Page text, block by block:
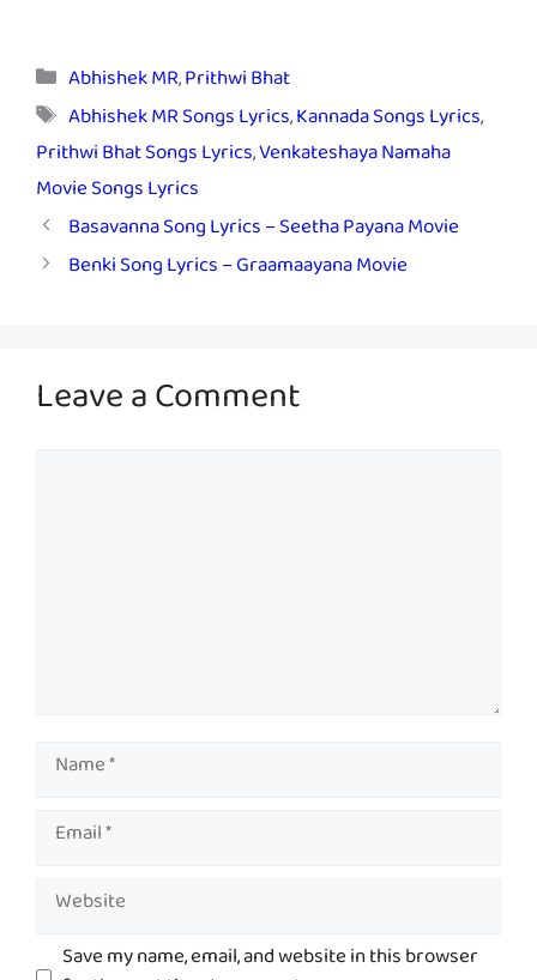
Categories
Abhishek MR,Prithwi Bhat
Tags
Abhishek MR Songs Lyrics,Kannada Songs Lyrics,
Prithwi Bhat Songs Lyrics,Venkateshaya Namaha
Movie Songs Lyrics
Basavanna Song Lyrics – Seetha Payana Movie
Benki Song Lyrics – Graamaayana Movie
Leave a Comment
Name
Email
Website
Save my name, email, and website in this browser